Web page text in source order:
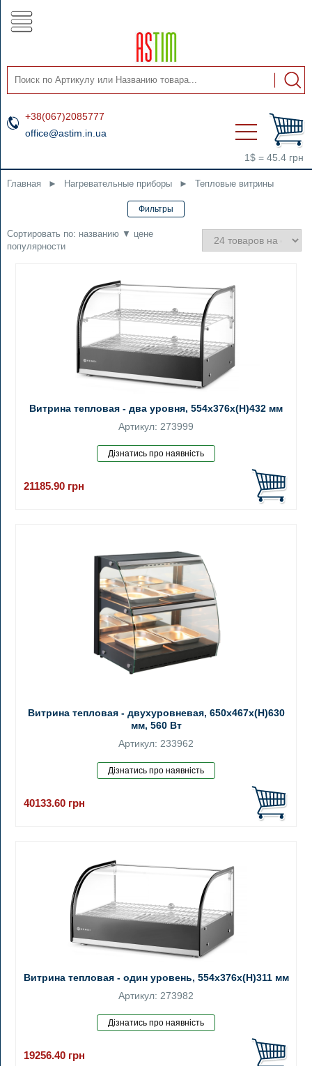
+38(067)2085777
office@astim.in.ua
1$ = 45.4 грн
Главная ► Нагревательные приборы ► Тепловые витрины
Сортировать по: названию ▼ цене
популярности
Витрина тепловая - два уровня, 554x376x(H)432 мм
Артикул: 273999
21185.90 грн
Витрина тепловая - двухуровневая, 650x467x(H)630
мм, 560 Вт
Артикул: 233962
40133.60 грн
Витрина тепловая - один уровень, 554x376x(H)311 мм
Артикул: 273982
19256.40 грн